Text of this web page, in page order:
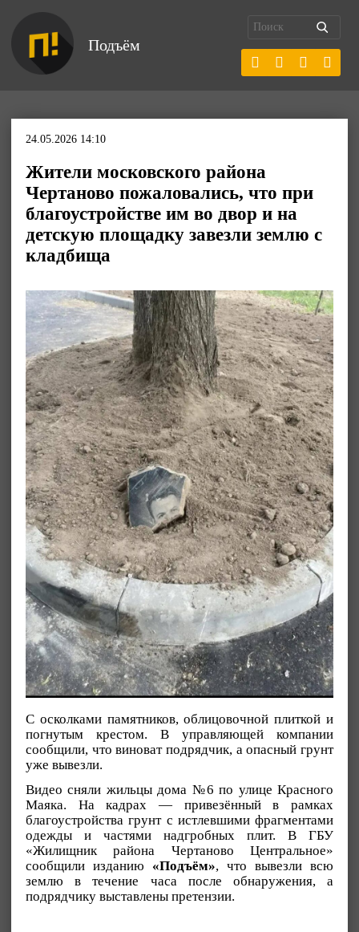
Подъём
24.05.2026 14:10
Жители московского района
Чертаново пожаловались, что при
благоустройстве им во двор и на
детскую площадку завезли землю с
кладбища
С осколками памятников, облицовочной плиткой и
погнутым крестом. В управляющей компании
сообщили, что виноват подрядчик, а опасный грунт
уже вывезли.
Видео сняли жильцы дома №6 по улице Красного
Маяка. На кадрах — привезённый в рамках
благоустройства грунт с истлевшими фрагментами
одежды и частями надгробных плит. В ГБУ
«Жилищник района Чертаново Центральное»
сообщили изданию «Подъём», что вывезли всю
землю в течение часа после обнаружения, а
подрядчику выставлены претензии.